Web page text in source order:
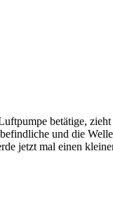
betätige,
und die
jetzt mal einen